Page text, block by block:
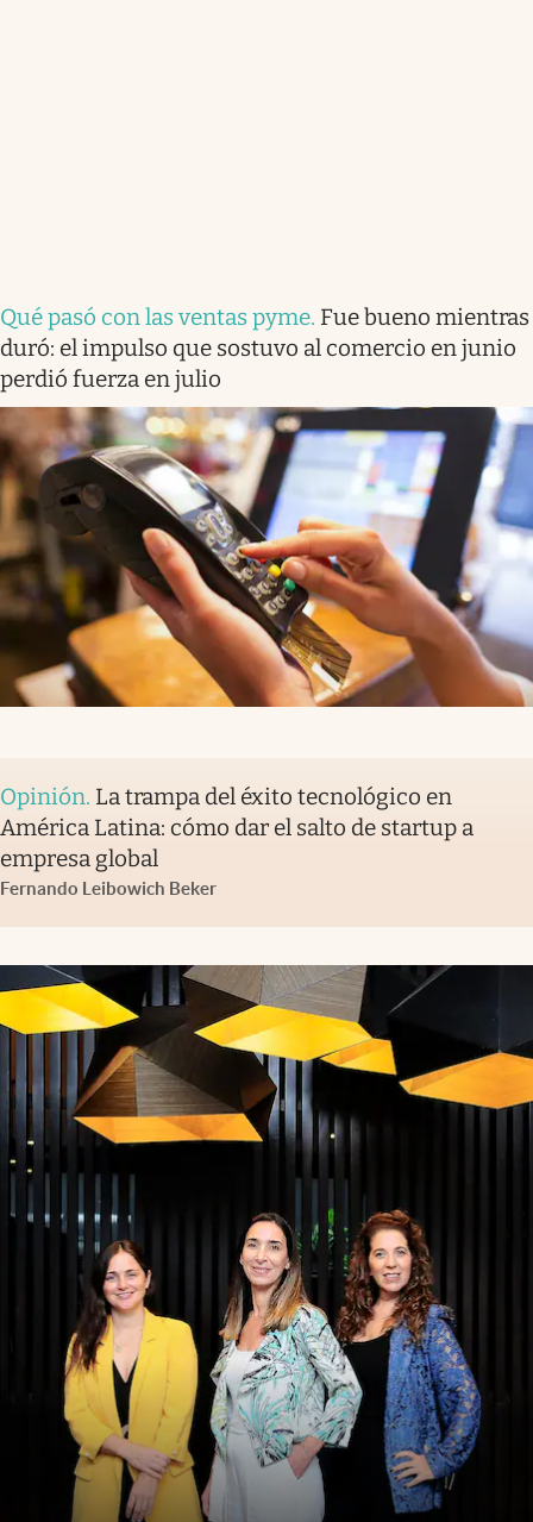
Qué pasó con las ventas pyme. Fue bueno mientras
duró: el impulso que sostuvo al comercio en junio
perdió fuerza en julio
Opinión. La trampa del éxito tecnológico en
América Latina: cómo dar el salto de startup a
empresa global
Fernando Leibowich Beker